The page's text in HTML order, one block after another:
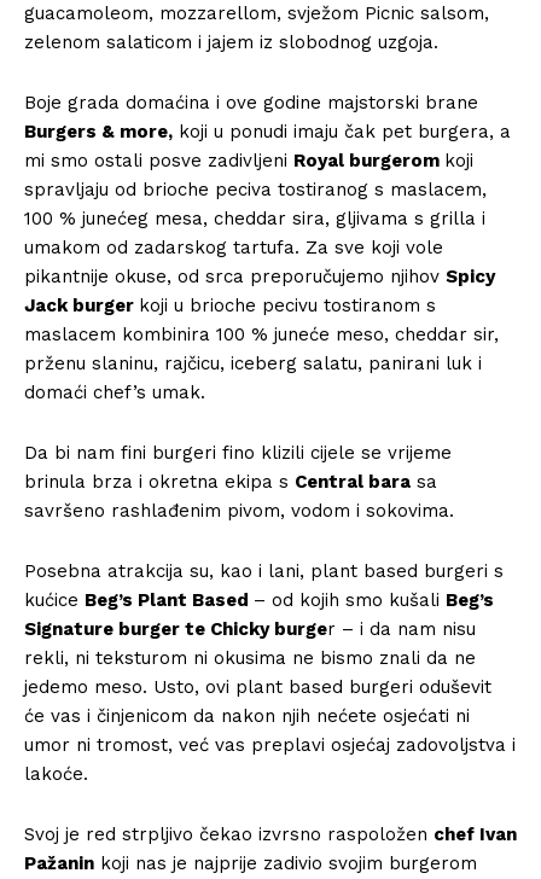
guacamoleom, mozzarellom, svježom Picnic salsom,
zelenom salaticom i jajem iz slobodnog uzgoja.
Boje grada domaćina i ove godine majstorski brane
Burgers & more, koji u ponudi imaju čak pet burgera, a
mi smo ostali posve zadivljeni Royal burgerom koji
spravljaju od brioche peciva tostiranog s maslacem,
100 % junećeg mesa, cheddar sira, gljivama s grilla i
umakom od zadarskog tartufa. Za sve koji vole
pikantnije okuse, od srca preporučujemo njihov Spicy
Jack burger koji u brioche pecivu tostiranom s
maslacem kombinira 100 % juneće meso, cheddar sir,
prženu slaninu, rajčicu, iceberg salatu, panirani luk i
domaći chef’s umak.
Da bi nam fini burgeri fino klizili cijele se vrijeme
brinula brza i okretna ekipa s Central bara sa
savršeno rashlađenim pivom, vodom i sokovima.
Posebna atrakcija su, kao i lani, plant based burgeri s
kućice Beg’s Plant Based – od kojih smo kušali Beg’s
Signature burger te Chicky burger – i da nam nisu
rekli, ni teksturom ni okusima ne bismo znali da ne
jedemo meso. Usto, ovi plant based burgeri oduševit
će vas i činjenicom da nakon njih nećete osjećati ni
umor ni tromost, već vas preplavi osjećaj zadovoljstva i
lakoće.
Svoj je red strpljivo čekao izvrsno raspoložen chef Ivan
Pažanin koji nas je najprije zadivio svojim burgerom